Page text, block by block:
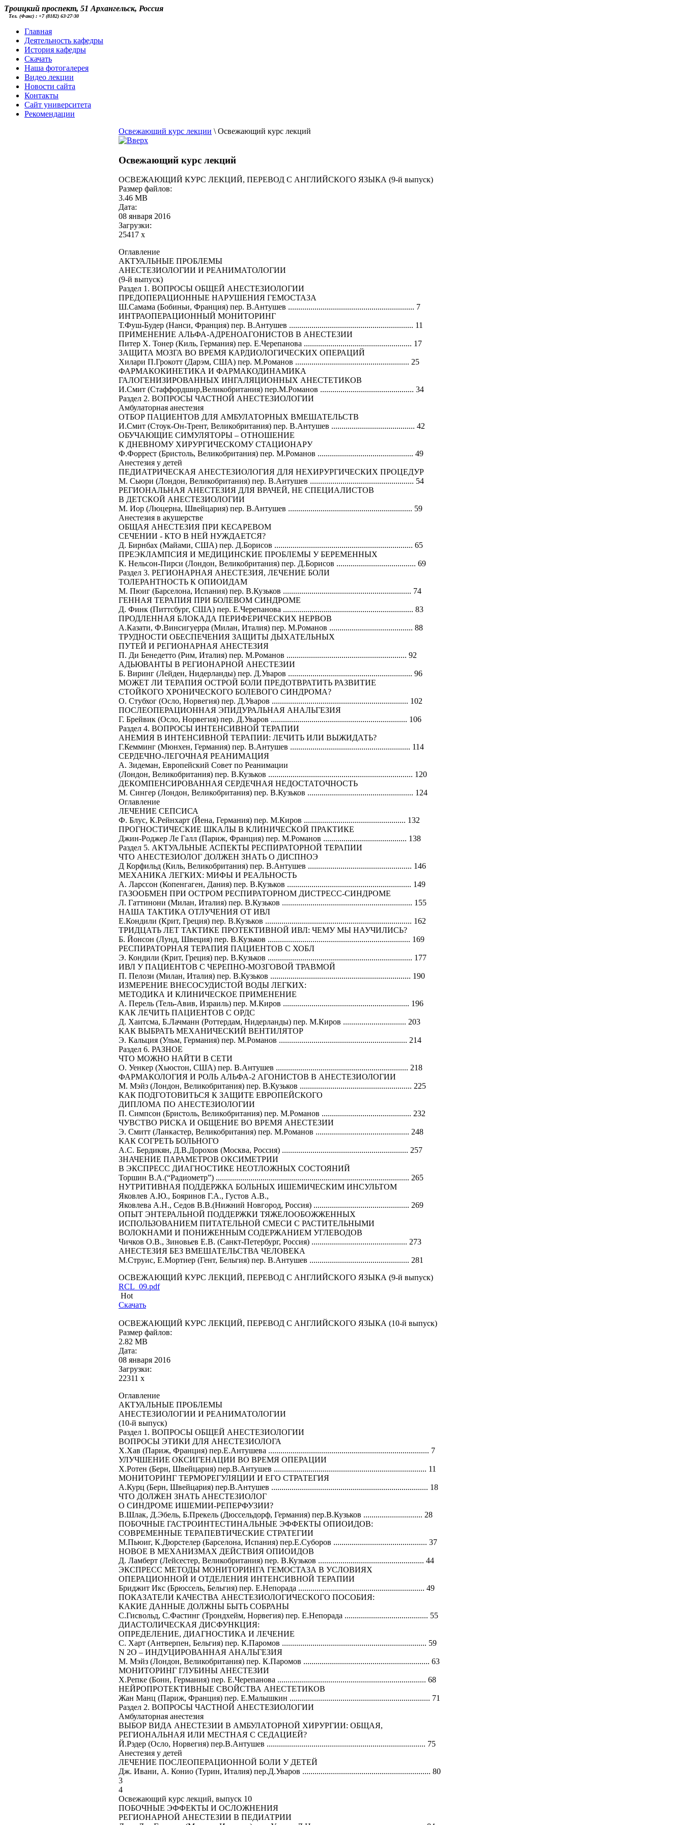
Троицкий проспект, 51 Архангельск, Россия
Тел. (Факс) : +7 (8182) 63-27-30
Главная
Деятельность кафедры
История кафедры
Скачать
Наша фотогалерея
Видео лекции
Новости сайта
Контакты
Cайт университета
Рекомендации
Освежающий курс лекции \ Освежающий курс лекций
Освежающий курс лекций
ОСВЕЖАЮЩИЙ КУРС ЛЕКЦИЙ, ПЕРЕВОД С АНГЛИЙСКОГО ЯЗЫКА (9-й выпуск)
Размер файлов:
3.46 MB
Дата:
08 января 2016
Загрузки:
25417 x
Оглавление
АКТУАЛЬНЫЕ ПРОБЛЕМЫ
АНЕСТЕЗИОЛОГИИ И РЕАНИМАТОЛОГИИ
(9-й выпуск)
Раздел 1. ВОПРОСЫ ОБЩЕЙ АНЕСТЕЗИОЛОГИИ
ПРЕДОПЕРАЦИОННЫЕ НАРУШЕНИЯ ГЕМОСТАЗА
Ш.Самама (Бобиньи, Франция) пер. В.Антушев .............................................................. 7
ИНТРАОПЕРАЦИОННЫЙ МОНИТОРИНГ
Т.Фуш-Будер (Нанси, Франция) пер. В.Антушев ............................................................. 11
ПРИМЕНЕНИЕ АЛЬФА-АДРЕНОАГОНИСТОВ В АНЕСТЕЗИИ
Питер Х. Тонер (Киль, Германия) пер. Е.Черепанова ..................................................... 17
ЗАЩИТА МОЗГА ВО ВРЕМЯ КАРДИОЛОГИЧЕСКИХ ОПЕРАЦИЙ
Хилари П.Грокотт (Дарэм, США) пер. М.Романов ........................................................ 25
ФАРМАКОКИНЕТИКА И ФАРМАКОДИНАМИКА
ГАЛОГЕНИЗИРОВАННЫХ ИНГАЛЯЦИОННЫХ АНЕСТЕТИКОВ
И.Смит (Стаффордшир,Великобритания) пер.М.Романов .............................................. 34
Раздел 2. ВОПРОСЫ ЧАСТНОЙ АНЕСТЕЗИОЛОГИИ
Амбулаторная анестезия
ОТБОР ПАЦИЕНТОВ ДЛЯ АМБУЛАТОРНЫХ ВМЕШАТЕЛЬСТВ
И.Смит (Стоук-Он-Трент, Великобритания) пер. В.Антушев ......................................... 42
ОБУЧАЮЩИЕ СИМУЛЯТОРЫ – ОТНОШЕНИЕ
К ДНЕВНОМУ ХИРУРГИЧЕСКОМУ СТАЦИОНАРУ
Ф.Форрест (Бристоль, Великобритания) пер. М.Романов ............................................... 49
Анестезия у детей
ПЕДИАТРИЧЕСКАЯ АНЕСТЕЗИОЛОГИЯ ДЛЯ НЕХИРУРГИЧЕСКИХ ПРОЦЕДУР
М. Сьюри (Лондон, Великобритания) пер. В.Антушев ................................................... 54
РЕГИОНАЛЬНАЯ АНЕСТЕЗИЯ ДЛЯ ВРАЧЕЙ, НЕ СПЕЦИАЛИСТОВ
В ДЕТСКОЙ АНЕСТЕЗИОЛОГИИ
М. Иор (Люцерна, Швейцария) пер. В.Антушев ............................................................. 59
Анестезия в акушерстве
ОБЩАЯ АНЕСТЕЗИЯ ПРИ КЕСАРЕВОМ
СЕЧЕНИИ - КТО В НЕЙ НУЖДАЕТСЯ?
Д. Бирнбах (Майами, США) пер. Д.Борисов .................................................................... 65
ПРЕЭКЛАМПСИЯ И МЕДИЦИНСКИЕ ПРОБЛЕМЫ У БЕРЕМЕННЫХ
К. Нельсон-Пирси (Лондон, Великобритания) пер. Д.Борисов ....................................... 69
Раздел 3. РЕГИОНАРНАЯ АНЕСТЕЗИЯ, ЛЕЧЕНИЕ БОЛИ
ТОЛЕРАНТНОСТЬ К ОПИОИДАМ
М. Пюиг (Барселона, Испания) пер. В.Кузьков ............................................................... 74
ГЕННАЯ ТЕРАПИЯ ПРИ БОЛЕВОМ СИНДРОМЕ
Д. Финк (Питтсбург, США) пер. Е.Черепанова ................................................................ 83
ПРОДЛЕННАЯ БЛОКАДА ПЕРИФЕРИЧЕСКИХ НЕРВОВ
А.Казати, Ф.Винсигуерра (Милан, Италия) пер. М.Романов ......................................... 88
ТРУДНОСТИ ОБЕСПЕЧЕНИЯ ЗАЩИТЫ ДЫХАТЕЛЬНЫХ
ПУТЕЙ И РЕГИОНАРНАЯ АНЕСТЕЗИЯ
П. Ди Бенедетто (Рим, Италия) пер. М.Романов ........................................................... 92
АДЬЮВАНТЫ В РЕГИОНАРНОЙ АНЕСТЕЗИИ
Б. Виринг (Лейден, Нидерланды) пер. Д.Уваров ............................................................. 96
МОЖЕТ ЛИ ТЕРАПИЯ ОСТРОЙ БОЛИ ПРЕДОТВРАТИТЬ РАЗВИТИЕ
СТОЙКОГО ХРОНИЧЕСКОГО БОЛЕВОГО СИНДРОМА?
О. Стубхог (Осло, Норвегия) пер. Д.Уваров ................................................................... 102
ПОСЛЕОПЕРАЦИОННАЯ ЭПИДУРАЛЬНАЯ АНАЛЬГЕЗИЯ
Г. Брейвик (Осло, Норвегия) пер. Д.Уваров ................................................................... 106
Раздел 4. ВОПРОСЫ ИНТЕНСИВНОЙ ТЕРАПИИ
АНЕМИЯ В ИНТЕНСИВНОЙ ТЕРАПИИ: ЛЕЧИТЬ ИЛИ ВЫЖИДАТЬ?
Г.Кемминг (Мюнхен, Германия) пер. В.Антушев ........................................................... 114
СЕРДЕЧНО-ЛЕГОЧНАЯ РЕАНИМАЦИЯ
А. Зидеман, Европейский Совет по Реанимации
(Лондон, Великобритания) пер. В.Кузьков ....................................................................... 120
ДЕКОМПЕНСИРОВАННАЯ СЕРДЕЧНАЯ НЕДОСТАТОЧНОСТЬ
М. Сингер (Лондон, Великобритания) пер. В.Кузьков .................................................... 124
Оглавление
ЛЕЧЕНИЕ СЕПСИСА
Ф. Блус, К.Рейнхарт (Йена, Германия) пер. М.Киров .................................................. 132
ПРОГНОСТИЧЕСКИЕ ШКАЛЫ В КЛИНИЧЕСКОЙ ПРАКТИКЕ
Джин-Роджер Ле Галл (Париж, Франция) пер. М.Романов ......................................... 138
Раздел 5. АКТУАЛЬНЫЕ АСПЕКТЫ РЕСПИРАТОРНОЙ ТЕРАПИИ
ЧТО АНЕСТЕЗИОЛОГ ДОЛЖЕН ЗНАТЬ О ДИСПНОЭ
Д Корфильд (Киль, Великобритания) пер. В.Антушев ................................................... 146
МЕХАНИКА ЛЕГКИХ: МИФЫ И РЕАЛЬНОСТЬ
А. Ларссон (Копенгаген, Дания) пер. В.Кузьков ............................................................. 149
ГАЗООБМЕН ПРИ ОСТРОМ РЕСПИРАТОРНОМ ДИСТРЕСС-СИНДРОМЕ
Л. Гаттинони (Милан, Италия) пер. В.Кузьков ................................................................ 155
НАША ТАКТИКА ОТЛУЧЕНИЯ ОТ ИВЛ
Е.Кондили (Крит, Греция) пер. В.Кузьков ........................................................................ 162
ТРИДЦАТЬ ЛЕТ ТАКТИКЕ ПРОТЕКТИВНОЙ ИВЛ: ЧЕМУ МЫ НАУЧИЛИСЬ?
Б. Йонсон (Лунд, Швеция) пер. В.Кузьков ...................................................................... 169
РЕСПИРАТОРНАЯ ТЕРАПИЯ ПАЦИЕНТОВ С ХОБЛ
Э. Кондили (Крит, Греция) пер. В.Кузьков ....................................................................... 177
ИВЛ У ПАЦИЕНТОВ С ЧЕРЕПНО-МОЗГОВОЙ ТРАВМОЙ
П. Пелози (Милан, Италия) пер. В.Кузьков ..................................................................... 190
ИЗМЕРЕНИЕ ВНЕСОСУДИСТОЙ ВОДЫ ЛЕГКИХ:
МЕТОДИКА И КЛИНИЧЕСКОЕ ПРИМЕНЕНИЕ
А. Перель (Тель-Авив, Израиль) пер. М.Киров .............................................................. 196
КАК ЛЕЧИТЬ ПАЦИЕНТОВ С ОРДС
Д. Хаитсма, Б.Лачманн (Роттердам, Нидерланды) пер. М.Киров ............................... 203
КАК ВЫБРАТЬ МЕХАНИЧЕСКИЙ ВЕНТИЛЯТОР
Э. Кальция (Ульм, Германия) пер. М.Романов ............................................................... 214
Раздел 6. РАЗНОЕ
ЧТО МОЖНО НАЙТИ В СЕТИ
О. Уенкер (Хьюстон, США) пер. В.Антушев ................................................................. 218
ФАРМАКОЛОГИЯ И РОЛЬ АЛЬФА-2 АГОНИСТОВ В АНЕСТЕЗИОЛОГИИ
М. Мэйз (Лондон, Великобритания) пер. В.Кузьков ....................................................... 225
КАК ПОДГОТОВИТЬСЯ К ЗАЩИТЕ ЕВРОПЕЙСКОГО
ДИПЛОМА ПО АНЕСТЕЗИОЛОГИИ
П. Симпсон (Бристоль, Великобритания) пер. М.Романов ............................................ 232
ЧУВСТВО РИСКА И ОБЩЕНИЕ ВО ВРЕМЯ АНЕСТЕЗИИ
Э. Смитт (Ланкастер, Великобритания) пер. М.Романов .............................................. 248
КАК СОГРЕТЬ БОЛЬНОГО
А.С. Бердикян, Д.В.Дорохов (Москва, Россия) .............................................................. 257
ЗНАЧЕНИЕ ПАРАМЕТРОВ ОКСИМЕТРИИ
В ЭКСПРЕСС ДИАГНОСТИКЕ НЕОТЛОЖНЫХ СОСТОЯНИЙ
Торшин В.А.(“Радиометр”) ............................................................................................... 265
НУТРИТИВНАЯ ПОДДЕРЖКА БОЛЬНЫХ ИШЕМИЧЕСКИМ ИНСУЛЬТОМ
Яковлев А.Ю., Бояринов Г.А., Густов А.В.,
Яковлева А.Н., Седов В.В.(Нижний Новгород, Россия) ............................................... 269
ОПЫТ ЭНТЕРАЛЬНОЙ ПОДДЕРЖКИ ТЯЖЕЛООБОЖЖЕННЫХ
ИСПОЛЬЗОВАНИЕМ ПИТАТЕЛЬНОЙ СМЕСИ С РАСТИТЕЛЬНЫМИ
ВОЛОКНАМИ И ПОНИЖЕННЫМ СОДЕРЖАНИЕМ УГЛЕВОДОВ
Чичков О.В., Зиновьев Е.В. (Санкт-Петербург, Россия) ............................................... 273
АНЕСТЕЗИЯ БЕЗ ВМЕШАТЕЛЬСТВА ЧЕЛОВЕКА
М.Струис, Е.Мортиер (Гент, Бельгия) пер. В.Антушев ................................................. 281
ОСВЕЖАЮЩИЙ КУРС ЛЕКЦИЙ, ПЕРЕВОД С АНГЛИЙСКОГО ЯЗЫКА (9-й выпуск)
RCL_09.pdf
Hot
Скачать
ОСВЕЖАЮЩИЙ КУРС ЛЕКЦИЙ, ПЕРЕВОД С АНГЛИЙСКОГО ЯЗЫКА (10-й выпуск)
Размер файлов:
2.82 MB
Дата:
08 января 2016
Загрузки:
22311 x
Оглавление
АКТУАЛЬНЫЕ ПРОБЛЕМЫ
АНЕСТЕЗИОЛОГИИ И РЕАНИМАТОЛОГИИ
(10-й выпуск)
Раздел 1. ВОПРОСЫ ОБЩЕЙ АНЕСТЕЗИОЛОГИИ
ВОПРОСЫ ЭТИКИ ДЛЯ АНЕСТЕЗИОЛОГА
Х.Хав (Париж, Франция) пер.Е.Антушева ............................................................................... 7
УЛУЧШЕНИЕ ОКСИГЕНАЦИИ ВО ВРЕМЯ ОПЕРАЦИИ
Х.Ротен (Берн, Швейцария) пер.В.Антушев ........................................................................... 11
МОНИТОРИНГ ТЕРМОРЕГУЛЯЦИИ И ЕГО СТРАТЕГИЯ
А.Курц (Берн, Швейцария) пер.В.Антушев ............................................................................. 18
ЧТО ДОЛЖЕН ЗНАТЬ АНЕСТЕЗИОЛОГ
О СИНДРОМЕ ИШЕМИИ-РЕПЕРФУЗИИ?
В.Шлак, Д.Эбель, Б.Прекель (Дюссельдорф, Германия) пер.В.Кузьков ............................. 28
ПОБОЧНЫЕ ГАСТРОИНТЕСТИНАЛЬНЫЕ ЭФФЕКТЫ ОПИОИДОВ:
СОВРЕМЕННЫЕ ТЕРАПЕВТИЧЕСКИЕ СТРАТЕГИИ
М.Пьюиг, К.Дюрстелер (Барселона, Испания) пер.Е.Суборов .............................................. 37
НОВОЕ В МЕХАНИЗМАХ ДЕЙСТВИЯ ОПИОИДОВ
Д. Ламберт (Лейсестер, Великобритания) пер. В.Кузьков .................................................... 44
ЭКСПРЕСС МЕТОДЫ МОНИТОРИНГА ГЕМОСТАЗА В УСЛОВИЯХ
ОПЕРАЦИОННОЙ И ОТДЕЛЕНИЯ ИНТЕНСИВНОЙ ТЕРАПИИ
Бриджит Икс (Брюссель, Бельгия) пер. Е.Непорада .............................................................. 49
ПОКАЗАТЕЛИ КАЧЕСТВА АНЕСТЕЗИОЛОГИЧЕСКОГО ПОСОБИЯ:
КАКИЕ ДАННЫЕ ДОЛЖНЫ БЫТЬ СОБРАНЫ
С.Гисвольд, С.Фастинг (Трондхейм, Норвегия) пер. Е.Непорада ......................................... 55
ДИАСТОЛИЧЕСКАЯ ДИСФУНКЦИЯ:
ОПРЕДЕЛЕНИЕ, ДИАГНОСТИКА И ЛЕЧЕНИЕ
С. Харт (Антверпен, Бельгия) пер. К.Паромов ....................................................................... 59
N 2O – ИНДУЦИРОВАННАЯ АНАЛЬГЕЗИЯ
M. Мэйз (Лондон, Великобритания) пер. К.Паромов .............................................................. 63
МОНИТОРИНГ ГЛУБИНЫ АНЕСТЕЗИИ
Х.Репке (Бонн, Германия) пер. Е.Черепанова ......................................................................... 68
НЕЙРОПРОТЕКТИВНЫЕ СВОЙСТВА АНЕСТЕТИКОВ
Жан Манц (Париж, Франция) пер. Е.Малышкин ..................................................................... 71
Раздел 2. ВОПРОСЫ ЧАСТНОЙ АНЕСТЕЗИОЛОГИИ
Амбулаторная анестезия
ВЫБОР ВИДА АНЕСТЕЗИИ В АМБУЛАТОРНОЙ ХИРУРГИИ: ОБЩАЯ,
РЕГИОНАЛЬНАЯ ИЛИ МЕСТНАЯ С СЕДАЦИЕЙ?
Й.Рэдер (Осло, Норвегия) пер.В.Антушев .............................................................................. 75
Анестезия у детей
ЛЕЧЕНИЕ ПОСЛЕОПЕРАЦИОННОЙ БОЛИ У ДЕТЕЙ
Дж. Ивани, А. Конио (Турин, Италия) пер.Д.Уваров ............................................................... 80
3
4
Освежающий курс лекций, выпуск 10
ПОБОЧНЫЕ ЭФФЕКТЫ И ОСЛОЖНЕНИЯ
РЕГИОНАРНОЙ АНЕСТЕЗИИ В ПЕДИАТРИИ